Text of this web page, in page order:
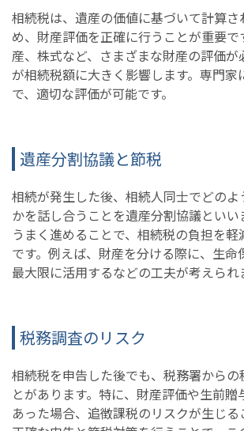
相続税は、遺産の価値に基づいて計算さ
め、財産評価を正確に行うことが重要で
産、株式など、さまざまな財産の評価が
が相続税額に大きく影響します。専門家
で、適切な評価が可能です。
遺産分割協議と節税
相続が発生した後、相続人同士でどのよ
かを話し合うことを遺産分割協議といい
うまく進めることで、相続税の負担を
です。例えば、財産を分ける際に、生命
最大限に活用するなどの工夫が考えられ
税務調査のリスク
相続税を申告した後でも、税務署からの
とがあります。特に、財産評価や生前贈
あった場合、追徴課税のリスクが生じる